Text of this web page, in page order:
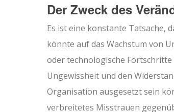
Der Zweck des
Es ist eine konstante Tatsache,
könnte auf das Wachstum von
oder technologische
Ungewissheit und den
Organisation ausgesetzt sein
verbreitetes Misstrauen